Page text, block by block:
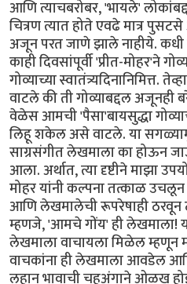
आणि त्याचबरोबर, 'भायले'
चित्रण त्यात होते एवढे मात्र
अजून परत जाणे झाले नाहीये. कधी
काही दिवसांपूर्वी 'प्रीत-मोहर'ने
गोव्याच्या
वाटले की ती गोव्याबद्दल
वेळेस आमची 'पैसा'बायसुद्धा
लिहू शकेल असे वाटले. या
साग्रसंगीत लेखमाला का होऊन
आला. अर्थात, त्या दृष्टीने माझा
मोहर यांनी कल्पना तत्काळ
आणि लेखमालेची रूपरेषाही
म्हणजे, 'आमचे गोंय' ही लेखमाला!
लेखमाला वाचायला मिळेल म्हणून
वाचकांना ही लेखमाला आवडेल आणि
लहान भावाची चहूअंगाने ओळख